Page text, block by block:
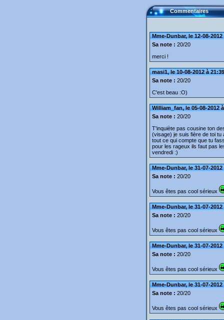
Commentaires
Mme-Dunbar, le 12-08-2012
Sa note : 20/20
merci !
masi1, le 10-08-2012 à 21:39
Sa note : 20/20
C'est beau :O)
William_fan, le 05-08-2012
Sa note : 20/20
T'inquiète pas cousine ton
(visage) je suis fière de toi
tout ce qui compte que tu
pour les rageux ils faut pas
vendredi :)
Mme-Dunbar, le 31-07-2012
Sa note : 20/20
Vous êtes pas cool sérieux
Mme-Dunbar, le 31-07-2012
Sa note : 20/20
Vous êtes pas cool sérieux
Mme-Dunbar, le 31-07-2012
Sa note : 20/20
Vous êtes pas cool sérieux
Mme-Dunbar, le 31-07-2012
Sa note : 20/20
Vous êtes pas cool sérieux